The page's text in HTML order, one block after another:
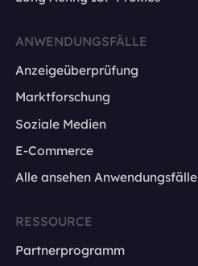
ANWENDUNGSFÄLLE
Anzeigeüberprüfung
Marktforschung
Soziale Medien
E-Commerce
Alle ansehen Anwendungsfälle
RESSOURCE
Partnerprogramm